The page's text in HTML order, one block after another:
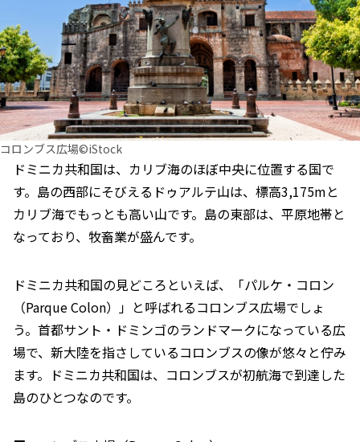
コロンブス広場©iStock
ドミニカ共和国は、カリブ海のほぼ中央に位置する国で
す。島の西部にそびえるドゥアルテ山は、標高3,175mと
カリブ海でもっとも高い山です。島の東部は、平原地帯と
なっており、牧畜業が盛んです。
ドミニカ共和国の見どころといえば、「パルケ・コロン
（Parque Colon）」と呼ばれるコロンブス広場でしょ
う。首都サント・ドミンゴのランドマークになっている広
場で、新大陸を指さしているコロンブスの像が悠々と佇み
ます。ドミニカ共和国は、コロンブスが初航海で到達した
島のひとつなのです。